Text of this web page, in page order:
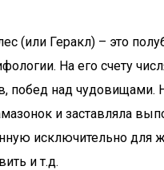
(или Геракл) – это
На его счету
побед над чудовищами.
и заставляла
исключительно для
и т.д.